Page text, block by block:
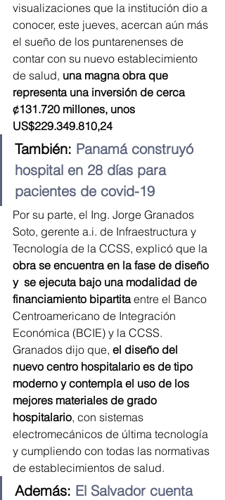
visualizaciones que la institución dio a
conocer, este jueves, acercan aún más
el sueño de los puntarenenses de
contar con su nuevo establecimiento
de salud, una magna obra que
representa una inversión de cerca
¢131.720 millones, unos
US$229.349.810,24
También: Panamá construyó
hospital en 28 días para
pacientes de covid-19
Por su parte, el Ing. Jorge Granados
Soto, gerente a.i. de Infraestructura y
Tecnología de la CCSS, explicó que la
obra se encuentra en la fase de diseño
y  se ejecuta bajo una modalidad de
financiamiento bipartita entre el Banco
Centroamericano de Integración
Económica (BCIE) y la CCSS.
Granados dijo que, el diseño del
nuevo centro hospitalario es de tipo
moderno y contempla el uso de los
mejores materiales de grado
hospitalario, con sistemas
electromecánicos de última tecnología
y cumpliendo con todas las normativas
de establecimientos de salud.
Además: El Salvador cuenta